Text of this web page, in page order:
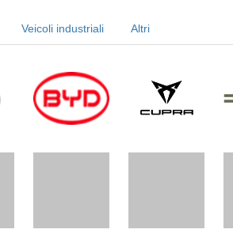
Veicoli industriali Altri